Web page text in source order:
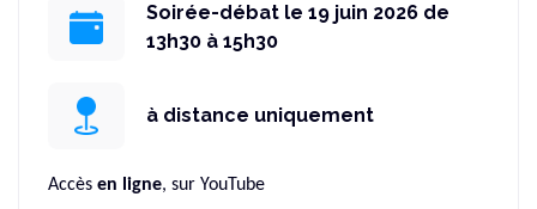
Soirée-débat le 19 juin 2026 de
13h30 à 15h30
à distance uniquement
Accès en ligne, sur YouTube